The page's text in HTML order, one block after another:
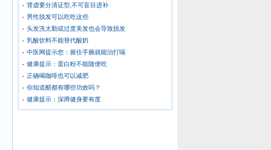
肾虚要分清证型,不可盲目进补
男性脱发可以吃吃这些
头发洗太勤或过度美发也会导致脱发
乳酸饮料不能替代酸奶
中医网提示您：握住手腕就能治打嗝
健康提示：蛋白粉不能随便吃
正确喝咖啡也可以减肥
你知道醋都有哪些功效吗？
健康提示：深蹲健身要有度